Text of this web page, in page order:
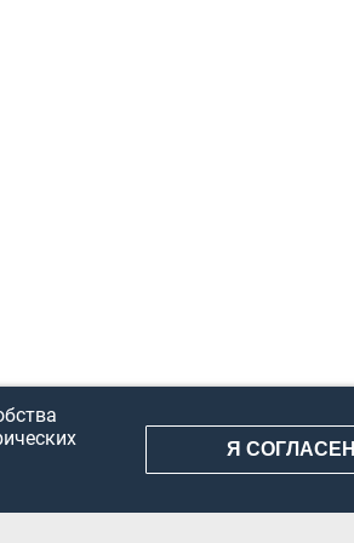
Я СОГЛАСЕН